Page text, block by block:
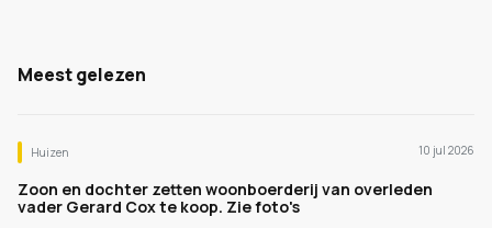
Meest gelezen
Huizen 10 jul 2026
Zoon en dochter zetten woonboerderij van overleden
vader Gerard Cox te koop. Zie foto's